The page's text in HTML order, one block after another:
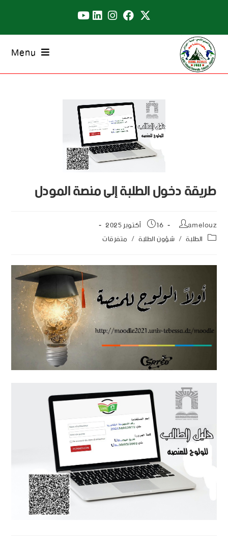
Menu
طريقة دخول الطلبة إلى منصة المودل
amelouz
16 أكتوبر 2025
الطلبة / شؤون الطلبة / متفرقات